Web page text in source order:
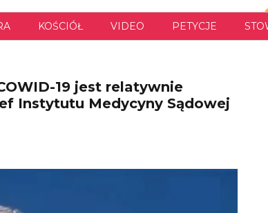
KOŚCIÓŁ VIDEO PETYCJE
19 jest relatywnie
Instytutu Medycyny Sądowej